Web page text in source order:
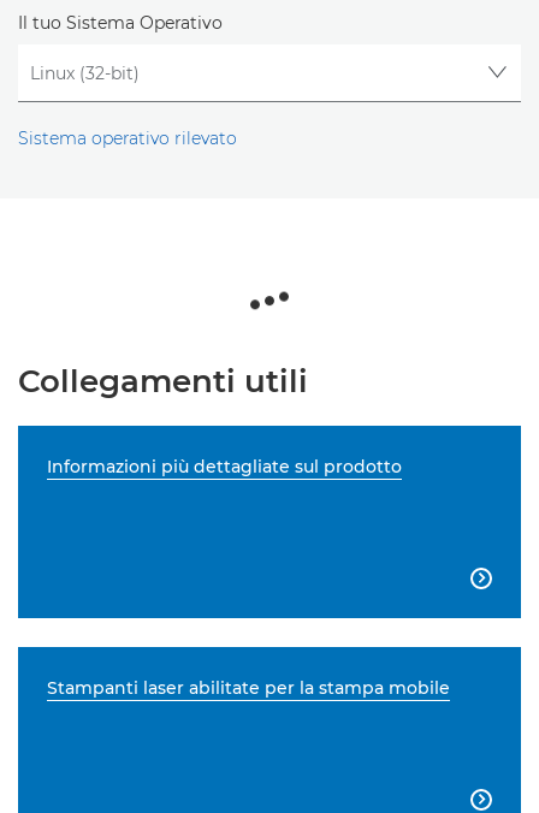
Il tuo Sistema Operativo
Sistema operativo rilevato
Collegamenti utili
Informazioni più dettagliate sul prodotto

Stampanti laser abilitate per la stampa mobile
